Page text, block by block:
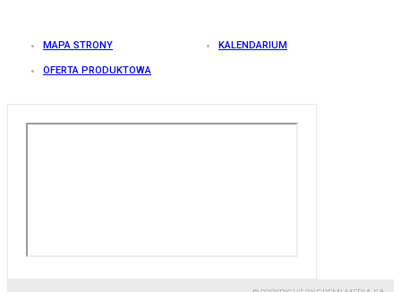
MAPA STRONY KALENDARIUM
OFERTA PRODUKTOWA